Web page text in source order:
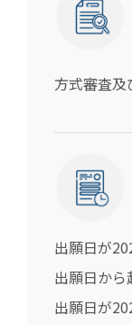
方式審査及
出願日が
出願日から
出願日が